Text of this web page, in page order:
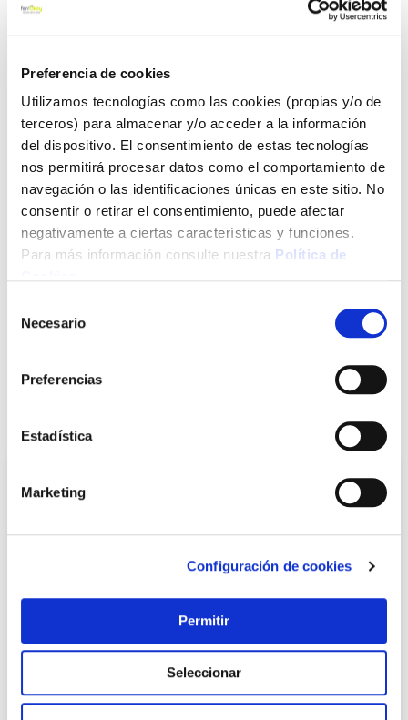
Preferencia de cookies
Utilizamos tecnologías como las cookies (propias y/o de
terceros) para almacenar y/o acceder a la información
del dispositivo. El consentimiento de estas tecnologías
nos permitirá procesar datos como el comportamiento de
navegación o las identificaciones únicas en este sitio. No
consentir o retirar el consentimiento, puede afectar
negativamente a ciertas características y funciones.
Para más información consulte nuestra Política de
Necesario
Preferencias
Estadística
Marketing
Configuración de cookies
Permitir
Seleccionar
Añadir al carrito
Click&Collect - Recogida gratis
en nuestras tiendas
Envío a domicilio:
5 días hábiles
+ INFO
Bombilla led portatil recargable cherry luz calida 900lm
9w newgarden